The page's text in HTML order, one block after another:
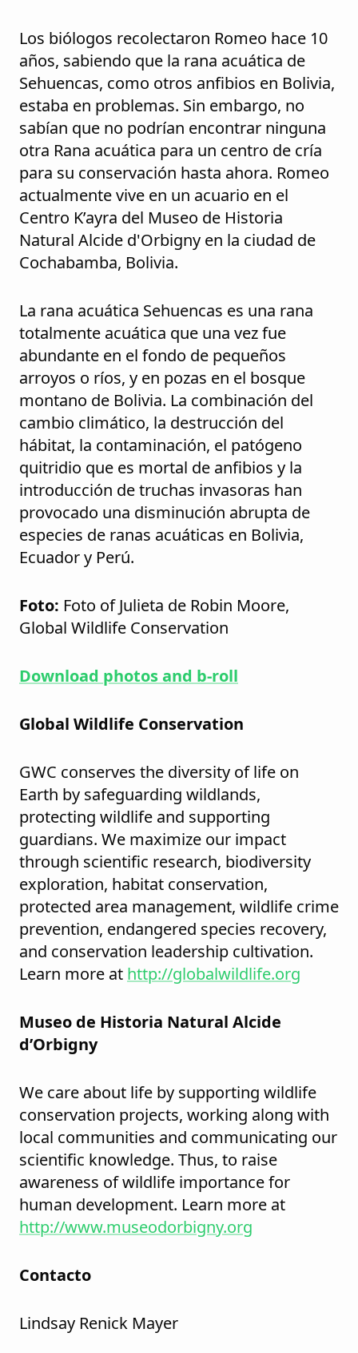
Los biólogos recolectaron Romeo hace 10
años, sabiendo que la rana acuática de
Sehuencas, como otros anfibios en Bolivia,
estaba en problemas. Sin embargo, no
sabían que no podrían encontrar ninguna
otra Rana acuática para un centro de cría
para su conservación hasta ahora. Romeo
actualmente vive en un acuario en el
Centro K’ayra del Museo de Historia
Natural Alcide d'Orbigny en la ciudad de
Cochabamba, Bolivia.
La rana acuática Sehuencas es una rana
totalmente acuática que una vez fue
abundante en el fondo de pequeños
arroyos o ríos, y en pozas en el bosque
montano de Bolivia. La combinación del
cambio climático, la destrucción del
hábitat, la contaminación, el patógeno
quitridio que es mortal de anfibios y la
introducción de truchas invasoras han
provocado una disminución abrupta de
especies de ranas acuáticas en Bolivia,
Ecuador y Perú.
Foto: Foto of Julieta de Robin Moore,
Global Wildlife Conservation
Download photos and b-roll
Global Wildlife Conservation
GWC conserves the diversity of life on
Earth by safeguarding wildlands,
protecting wildlife and supporting
guardians. We maximize our impact
through scientific research, biodiversity
exploration, habitat conservation,
protected area management, wildlife crime
prevention, endangered species recovery,
and conservation leadership cultivation.
Learn more at http://globalwildlife.org
Museo de Historia Natural Alcide
d’Orbigny
We care about life by supporting wildlife
conservation projects, working along with
local communities and communicating our
scientific knowledge. Thus, to raise
awareness of wildlife importance for
human development. Learn more at
http://www.museodorbigny.org
Contacto
Lindsay Renick Mayer